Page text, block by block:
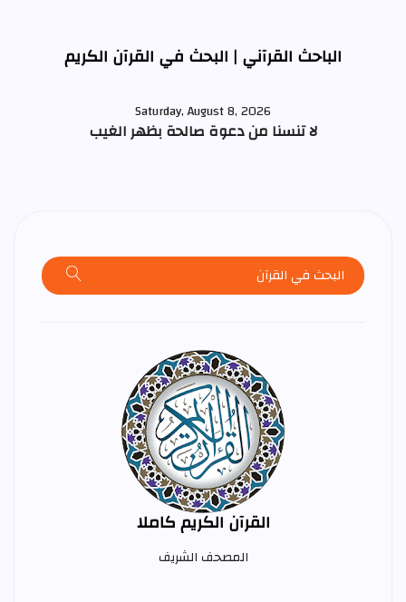
الباحث القرآني | البحث في القرآن الكريم
Saturday, August 8, 2026
لا تنسنا من دعوة صالحة بظهر الغيب
القرآن الكريم كاملا
المصحف الشريف